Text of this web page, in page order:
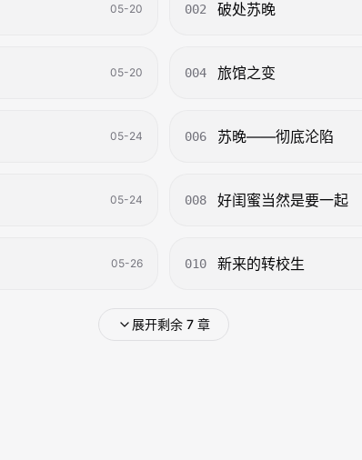
05-20 002 破处苏晚
05-20 004 旅馆之变
05-24 006 苏晚——彻底沦陷
05-24 008 好闺蜜当然是要一起
05-26 010 新来的转校生
展开剩余 7 章